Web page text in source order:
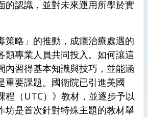
的認識，並對未來運用所學於實
策略」的推動，成癮治療處遇的
類專業人員共同投入。如何讓這
內習得基本知識與技巧，並能涵
重要課題。國衛院已引進美國
程（UTC）》教材，並逐步予以
坊是首次針對特殊主題的教材舉